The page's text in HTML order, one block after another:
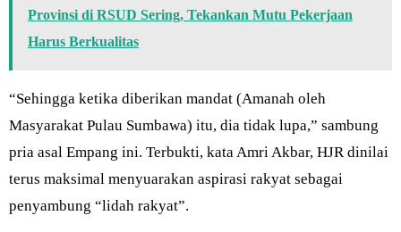
Provinsi di RSUD Sering, Tekankan Mutu Pekerjaan
Harus Berkualitas
“Sehingga ketika diberikan mandat (Amanah oleh
Masyarakat Pulau Sumbawa) itu, dia tidak lupa,” sambung
pria asal Empang ini. Terbukti, kata Amri Akbar, HJR dinilai
terus maksimal menyuarakan aspirasi rakyat sebagai
penyambung “lidah rakyat”.